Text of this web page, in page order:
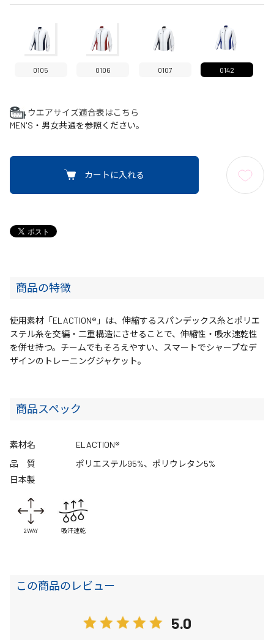
0105 0106 0107 0142
ウエアサイズ適合表はこちら
MEN'S・男女共通を参照ください。
カートに入れる
商品の特徴
使用素材「ELACTION®」は、伸縮するスパンデックス糸とポリエ
ステル糸を交編・二重構造にさせることで、伸縮性・吸水速乾性
を併せ持つ。チームでもそろえやすい、スマートでシャープなデ
ザインのトレーニングジャケット。
商品スペック
素材名
ELACTION®
品 質
ポリエステル95%、ポリウレタン5%
日本製
2WAY 吸汗速乾
この商品のレビュー
5.0